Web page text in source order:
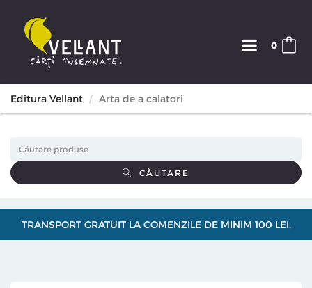
0
Editura Vellant Arta de a calatori
CĂUTARE
TRANSPORT GRATUIT LA COMENZILE DE MINIM 100 LEI.